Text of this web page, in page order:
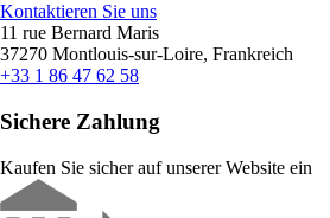
Kontaktieren Sie uns
11 rue Bernard Maris
37270 Montlouis-sur-Loire, Frankreich
+33 1 86 47 62 58
Sichere Zahlung
Kaufen Sie sicher auf unserer Website ein